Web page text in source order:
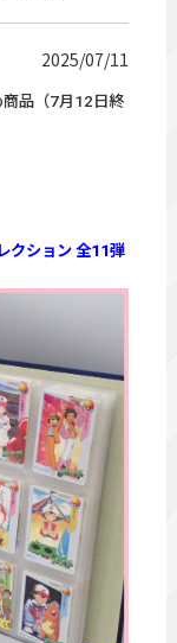
2025/07/11
商品（7月12日終
クション 全11弾